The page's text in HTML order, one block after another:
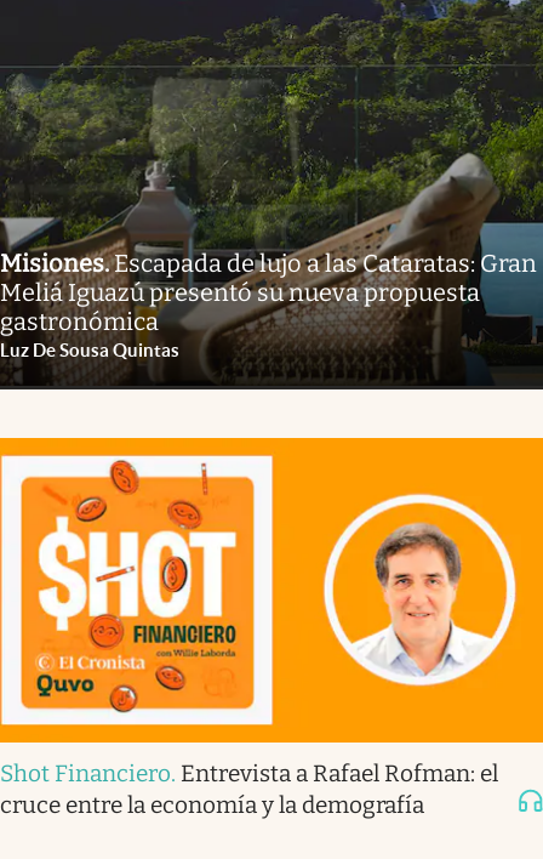
Misiones.Escapada de lujo a las Cataratas: Gran
Meliá Iguazú presentó su nueva propuesta
gastronómica
Luz De Sousa Quintas
Shot Financiero. Entrevista a Rafael Rofman: el
cruce entre la economía y la demografía